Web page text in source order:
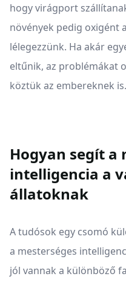
hogy virágport
növények pedig oxigént
lélegezzünk. Ha akár
eltűnik, az problémákat
köztük az embereknek is.
Hogyan segít a
intelligencia a
állatoknak
A tudósok egy csomó
a mesterséges
jól vannak a különböző